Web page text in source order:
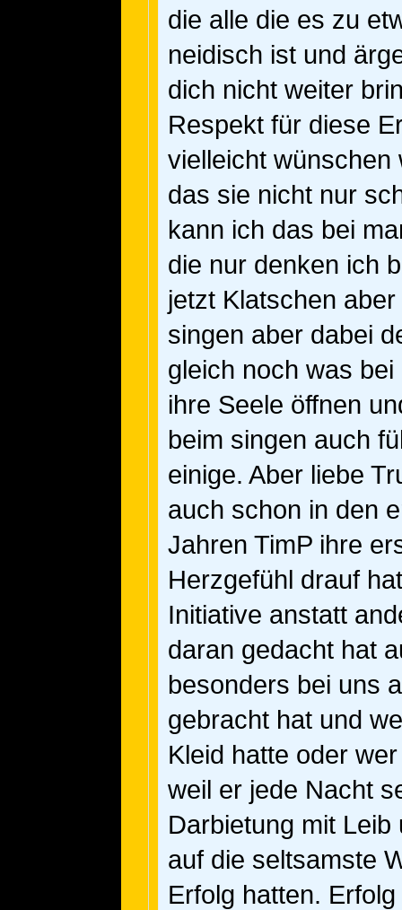
die alle die es zu
neidisch ist und
dich nicht weiter
Respekt für diese
vielleicht wünschen
das sie nicht nur
kann ich das bei
die nur denken ich
jetzt Klatschen
singen aber dabei
gleich noch was
ihre Seele öffnen
beim singen auch
einige. Aber liebe
auch schon in den
Jahren TimP ihre
Herzgefühl drauf
Initiative anstatt
daran gedacht hat
besonders bei uns
gebracht hat und
Kleid hatte oder
weil er jede Nacht
Darbietung mit
auf die seltsamste
Erfolg hatten.